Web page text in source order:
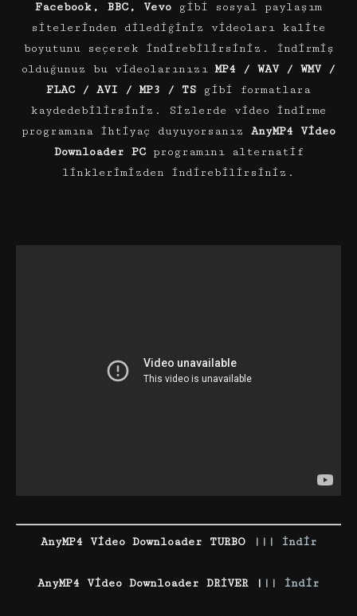
Facebook, BBC, Vevo gibi sosyal paylaşım
sitelerinden dilediğiniz videoları kalite
boyutunu seçerek indirebilirsiniz. İndirmiş
olduğunuz bu videolarınızı MP4 / WAV / WMV /
FLAC / AVI / MP3 / TS gibi formatlara
kaydedebilirsiniz. Sizlerde video indirme
programına ihtiyaç duyuyorsanız AnyMP4 Video
Downloader PCprogramını alternatif
linklerimizden indirebilirsiniz.
AnyMP4 Video Downloader TURBO ||| İndir
AnyMP4 Video Downloader DRİVER | || İndir